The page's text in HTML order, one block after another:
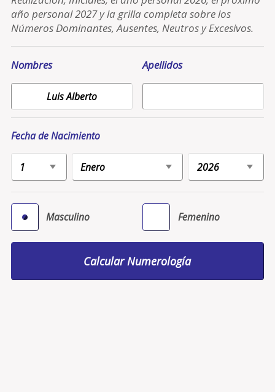
año personal 2027 y la grilla completa sobre los
Números Dominantes, Ausentes, Neutros y Excesivos.
Nombres Apellidos
Fecha de Nacimiento
Masculino Femenino